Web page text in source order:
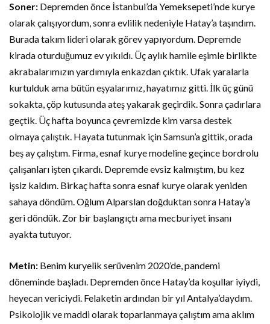
Soner: Depremden önce İstanbul’da Yemeksepeti’nde kurye
olarak çalışıyordum, sonra evlilik nedeniyle Hatay’a taşındım.
Burada takım lideri olarak görev yapıyordum. Depremde
kirada oturduğumuz ev yıkıldı. Üç aylık hamile eşimle birlikte
akrabalarımızın yardımıyla enkazdan çıktık. Ufak yaralarla
kurtulduk ama bütün eşyalarımız, hayatımız gitti. İlk üç günü
sokakta, çöp kutusunda ateş yakarak geçirdik. Sonra çadırlara
geçtik. Üç hafta boyunca çevremizde kim varsa destek
olmaya çalıştık. Hayata tutunmak için Samsun’a gittik, orada
beş ay çalıştım. Firma, esnaf kurye modeline geçince bordrolu
çalışanları işten çıkardı. Depremde evsiz kalmıştım, bu kez
işsiz kaldım. Birkaç hafta sonra esnaf kurye olarak yeniden
sahaya döndüm. Oğlum Alparslan doğduktan sonra Hatay’a
geri döndük. Zor bir başlangıçtı ama mecburiyet insanı
ayakta tutuyor.
Metin: Benim kuryelik serüvenim 2020’de, pandemi
döneminde başladı. Depremden önce Hatay’da koşullar iyiydi,
heyecan vericiydi. Felaketin ardından bir yıl Antalya’daydım.
Psikolojik ve maddi olarak toparlanmaya çalıştım ama aklım